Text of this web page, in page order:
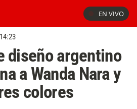
EN VIVO
diseño argentino
a Wanda Nara y
colores